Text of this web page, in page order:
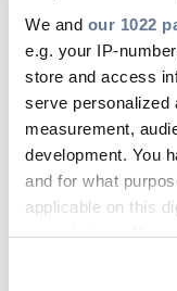
We and our 1022
e.g. your IP-
store and access
serve personalized
measurement,
development. You
and for what
applicable on this
your choices. You
Prysmian
passt, und
vor Ort an.